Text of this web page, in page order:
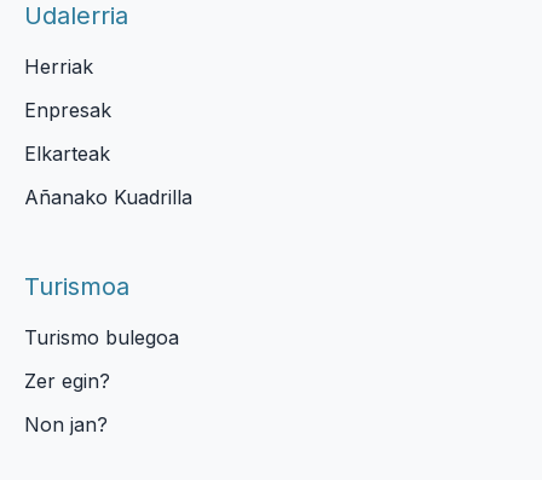
Udalerria
Herriak
Enpresak
Elkarteak
Añanako Kuadrilla
Turismoa
Turismo bulegoa
Zer egin?
Non jan?